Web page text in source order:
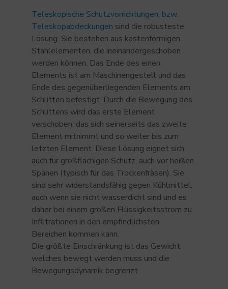
Teleskopische Schutzvorrichtungen, bzw.
Teleskopabdeckungen sind die robusteste
Lösung. Sie bestehen aus kastenförmigen
Stahlelementen, die ineinandergeschoben
werden können. Das Ende des einen
Elements ist am Maschinengestell und das
Ende des gegenüberliegenden Elements am
Schlitten befestigt. Durch die Bewegung des
Schlittens wird das erste Element
verschoben, das sich seinerseits das zweite
Element mitnimmt und so weiter bis zum
letzten Element. Diese Lösung eignet sich
auch für großflächigen Schutz, auch vor heißen
Spänen (typisch für das Trockenfräsen). Sie
sind sehr widerstandsfähig gegen Kühlmittel,
auch wenn sie nicht wasserdicht sind und es
daher bei einem großen Flüssigkeitsstrom zu
Infiltrationen in den empfindlichsten
Bereichen kommen kann.
Die größte Einschränkung ist das Gewicht,
welches bewegt werden muss und die
Bewegungsdynamik begrenzt.